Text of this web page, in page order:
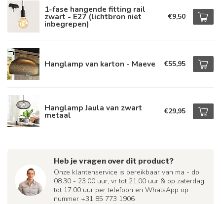
1-fase hangende fitting rail
zwart - E27 (lichtbron niet
inbegrepen)
€9,50
Hanglamp van karton - Maeve €55,95
Hanglamp Jaula van zwart
metaal €29,95
Heb je vragen over dit product?
Onze klantenservice is bereikbaar van ma - do
08.30 - 23.00 uur, vr tot 21.00 uur & op zaterdag
tot 17.00 uur per telefoon en WhatsApp op
nummer +31 85 773 1906